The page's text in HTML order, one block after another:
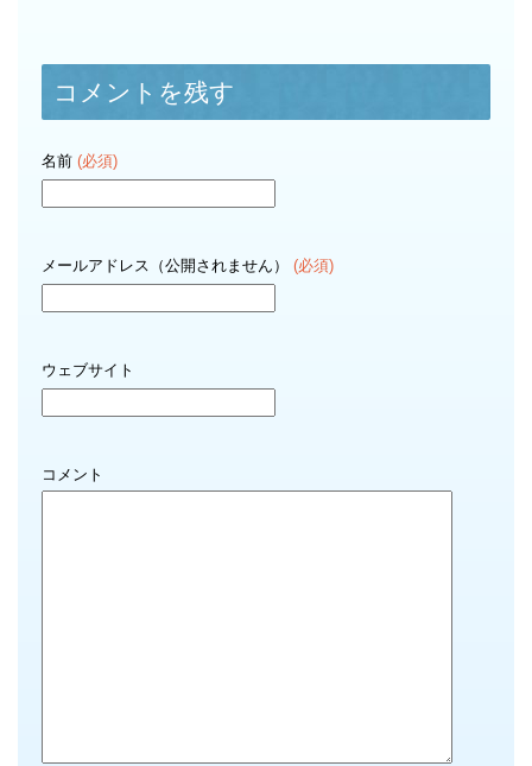
コメントを残す
名前 (必須)
メールアドレス（公開されません） (必須)
ウェブサイト
コメント